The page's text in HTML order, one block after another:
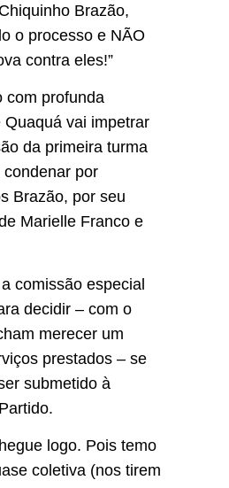
Brazão,
o processo e NÃO
contra eles!”
com profunda
vai impetrar
da primeira turma
condenar por
Brazão, por seu
Marielle Franco e
comissão especial
decidir – com o
merecer um
prestados – se
submetido à
logo. Pois temo
coletiva (nos tirem